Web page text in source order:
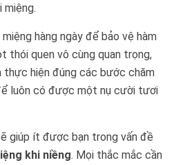
miệng.
hàng ngày để bảo vệ hàm
thói quen vô cùng quan trọng,
thực hiện đúng các bước chăm
luôn có được một nụ cười tươi
giúp ít được bạn trong vấn đề
khi niềng. Mọi thắc mắc cần